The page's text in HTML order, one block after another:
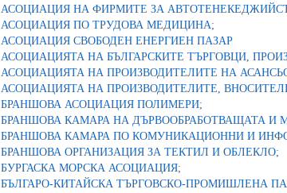
АСОЦИАЦИЯ НА ФИРМИТЕ ЗА
АСОЦИАЦИЯ ПО ТРУДОВА МЕДИЦИНА;
АСОЦИАЦИЯ СВОБОДЕН ЕНЕРГИЕН ПАЗАР
АСОЦИАЦИЯТА НА БЪЛГАРСКИТЕ ТЪРГОВЦИ,
АСОЦИАЦИЯТА НА ПРОИЗВОДИТЕЛИТЕ НА
АСОЦИАЦИЯТА НА ПРОИЗВОДИТЕЛИТЕ,
БРАНШОВА АСОЦИАЦИЯ ПОЛИМЕРИ;
БРАНШОВА КАМАРА НА ДЪРВООБРАБОТВАЩАТА И
БРАНШОВА КАМАРА ПО КОМУНИКАЦИОННИ И
БРАНШОВА ОРГАНИЗАЦИЯ ЗА ТЕКТИЛ И ОБЛЕКЛО;
БУРГАСКА МОРСКА АСОЦИАЦИЯ;
БЪЛГАРО-КИТАЙСКА ТЪРГОВСКО-ПРОМИШЛЕНА